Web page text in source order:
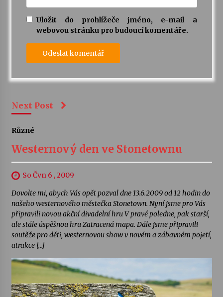
Uložit do prohlížeče jméno, e-mail a
webovou stránku pro budoucí komentáře.
Next Post
Různé
Westernový den ve Stonetownu
So Čvn 6 , 2009
Dovolte mi, abych Vás opět pozval dne 13.6.2009 od 12 hodin do
našeho westernového městečka Stonetown. Nyní jsme pro Vás
připravili novou akční divadelní hru V pravé poledne, pak starší,
ale stále úspěšnou hru Zatracená mapa. Dále jsme připravili
soutěže pro děti, westernovou show v novém a zábavném pojetí,
atrakce […]